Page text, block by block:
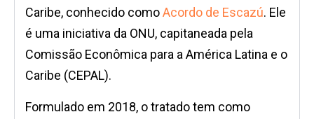
Caribe, conhecido comoAcordo de Escazú. Ele
é uma iniciativa da ONU, capitaneada pela
Comissão Econômica para a América Latina e o
Caribe (CEPAL).
Formulado em 2018, o tratado tem como